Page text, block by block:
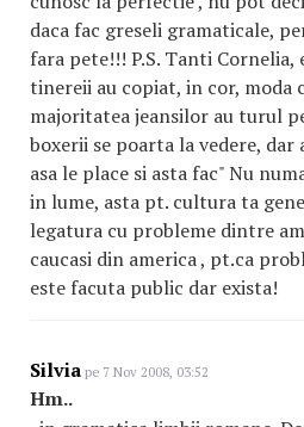
daca fac greseli gramaticale,
fara pete!!! P.S. Tanti
tinereii au copiat, in cor, moda
majoritatea jeansilor au turul
boxerii se poarta la vedere, dar
asa le place si asta fac" Nu
in lume, asta pt. cultura ta
legatura cu probleme dintre
caucasi din america , pt.ca
este facuta public dar exista!
Silvia pe 7 Nov 2008, 03:52
Hm..